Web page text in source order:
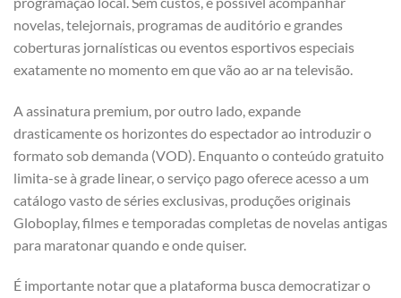
novelas, telejornais, programas de auditório e grandes
coberturas jornalísticas ou eventos esportivos especiais
exatamente no momento em que vão ao ar na televisão.
A assinatura premium, por outro lado, expande
drasticamente os horizontes do espectador ao introduzir o
formato sob demanda (VOD). Enquanto o conteúdo gratuito
limita-se à grade linear, o serviço pago oferece acesso a um
catálogo vasto de séries exclusivas, produções originais
Globoplay, filmes e temporadas completas de novelas antigas
para maratonar quando e onde quiser.
É importante notar que a plataforma busca democratizar o